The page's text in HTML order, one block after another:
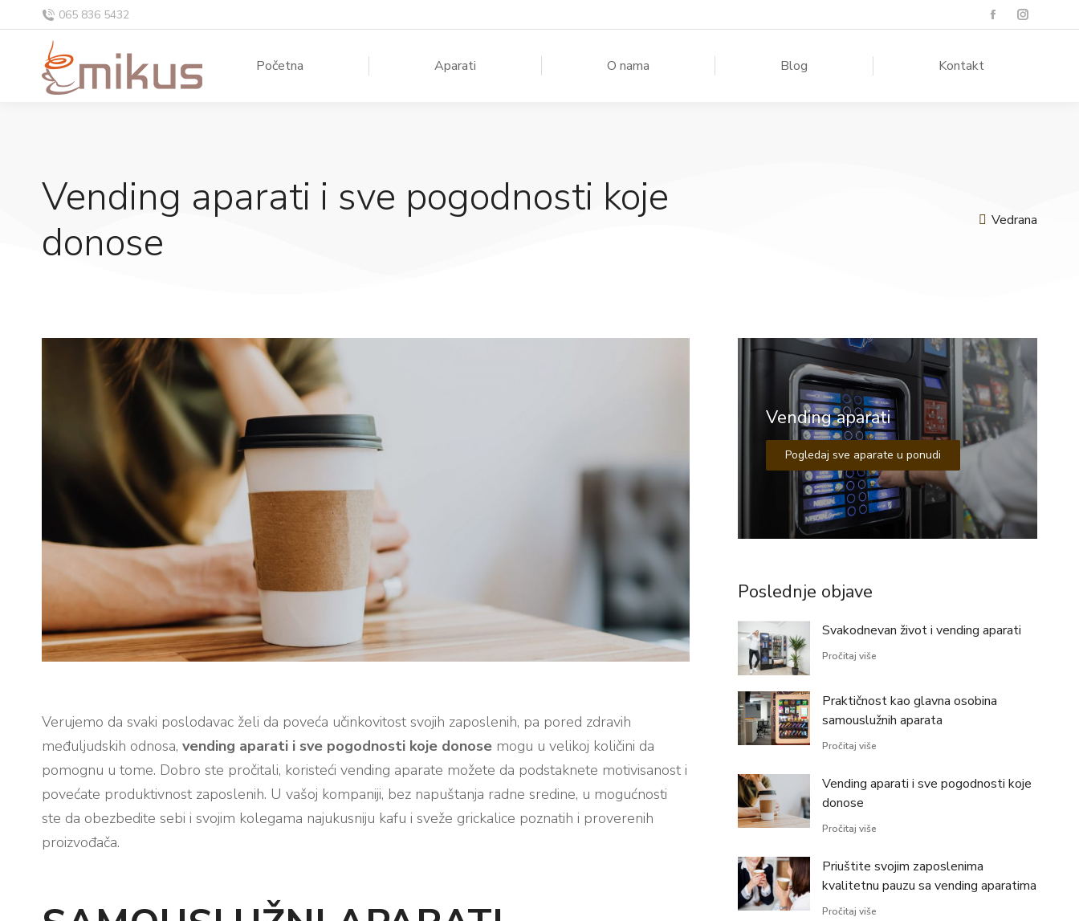
065 836 5432
Početna Aparati O nama Blog Kontakt
Vending aparati i sve pogodnosti koje
donose
Vedrana
Verujemo da svaki poslodavac želi da poveća učinkovitost svojih zaposlenih, pa pored zdravih
međuljudskih odnosa, vending aparati i sve pogodnosti koje donose mogu u velikoj količini da
pomognu u tome. Dobro ste pročitali, koristeći vending aparate možete da podstaknete motivisanost i
povećate produktivnost zaposlenih. U vašoj kompaniji, bez napuštanja radne sredine, u mogućnosti
ste da obezbedite sebi i svojim kolegama najukusniju kafu i sveže grickalice poznatih i proverenih
proizvođača.
Vending aparati
Pogledaj sve aparate u ponudi
Poslednje objave
Svakodnevan život i vending aparati
Pročitaj više
Praktičnost kao glavna osobina
samouslužnih aparata
Pročitaj više
Vending aparati i sve pogodnosti koje
donose
Pročitaj više
Priuštite svojim zaposlenima
kvalitetnu pauzu sa vending aparatima
Pročitaj više